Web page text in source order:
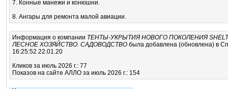
7. Конные манежи и конюшни.
8. Ангары для ремонта малой авиации.
Информация о компании ТЕНТЫ-УКРЫТИЯ НОВОГО ПОКОЛЕНИЯ
ЛЕСНОЕ ХОЗЯЙСТВО. САДОВОДСТВО была добавлена (обновлена) в
16:25:52 22.01.20
Кликов за июль 2026 г.: 77
Показов на сайте АЛЛО за июль 2026 г.: 154